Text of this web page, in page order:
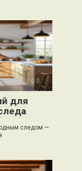
0
для
следом —